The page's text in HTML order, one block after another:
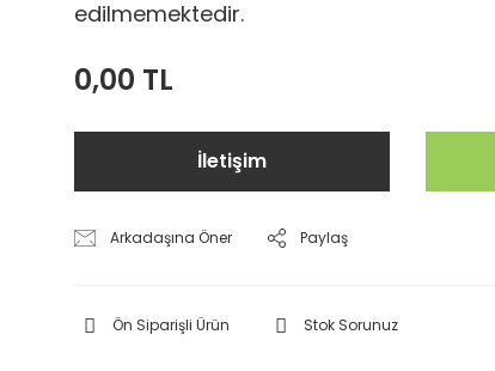
edilmemektedir.
0,00 TL
İletişim
Arkadaşına Öner Paylaş
Ön Siparişli Ürün Stok Sorunuz